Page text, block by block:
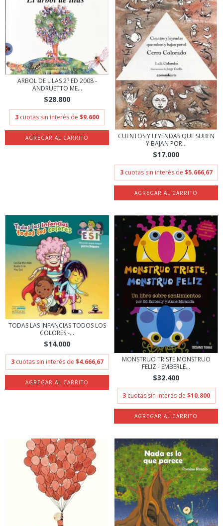
ARBOL DE LILAS 2? ED 2008 -
ANDRUETTO ME...
$28.800
3 cuotas sin interés de $9.600
CUENTOS Y LEYENDAS QUE SUBEN
Y BAJAN POR...
$17.000
3 cuotas sin interés de $5.666,67
TODAS LAS INFANCIAS TODOS LOS
COLORES -...
$14.000
3 cuotas sin interés de $4.666,67
MONSTRUO TRISTE MONSTRUO
FELIZ - EMBERLE...
$32.400
3 cuotas sin interés de $10.800